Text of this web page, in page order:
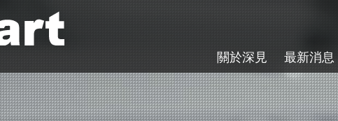
關於深見 最新消息